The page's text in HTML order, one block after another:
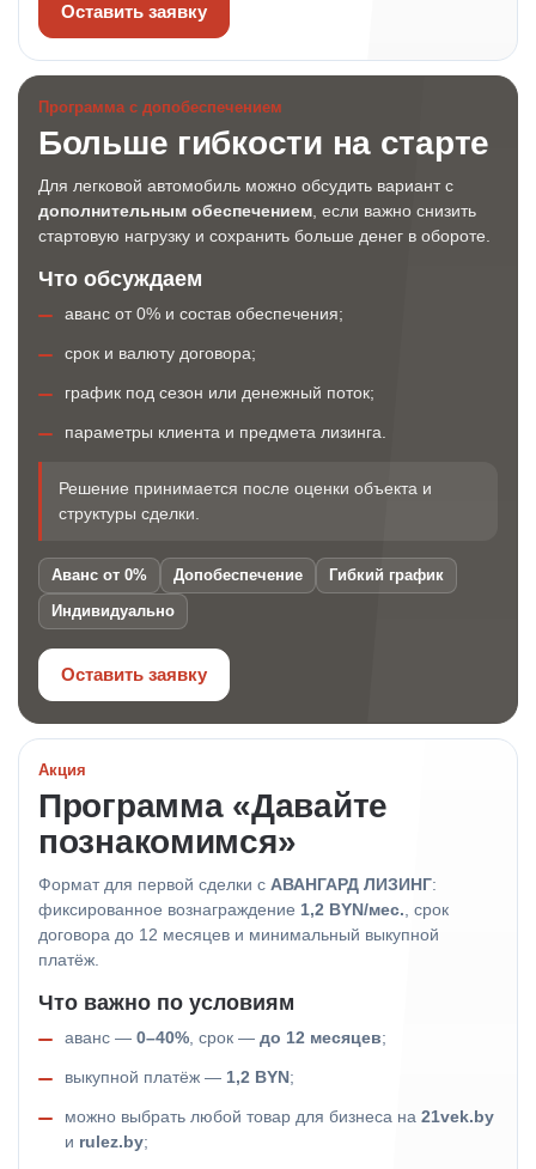
Оставить заявку
Программа с допобеспечением
Больше гибкости на старте
Для легковой автомобиль можно обсудить вариант с
дополнительным обеспечением , если важно снизить
стартовую нагрузку и сохранить больше денег в обороте.
Что обсуждаем
аванс от 0% и состав обеспечения;
срок и валюту договора;
график под сезон или денежный поток;
параметры клиента и предмета лизинга.
Решение принимается после оценки объекта и
структуры сделки.
Аванс от 0% Допобеспечение
Гибкий график
Индивидуально
Оставить заявку
Акция
Программа «Давайте
познакомимся»
Формат для первой сделки с АВАНГАРД ЛИЗИНГ:
фиксированное вознаграждение 1,2 BYN/мес. , срок
договора до 12 месяцев и минимальный выкупной
платёж.
Что важно по условиям
аванс — 0–40% , срок — до 12 месяцев;
выкупной платёж — 1,2 BYN;
можно выбрать любой товар для бизнеса на 21vek.by
и rulez.by;